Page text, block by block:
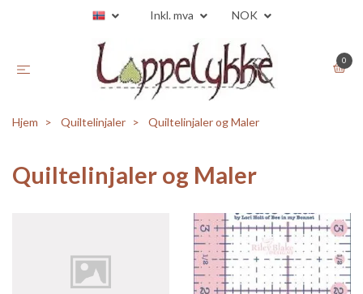
Inkl. mva NOK
0
Hjem Quiltelinjaler Quiltelinjaler og Maler
Quiltelinjaler og Maler